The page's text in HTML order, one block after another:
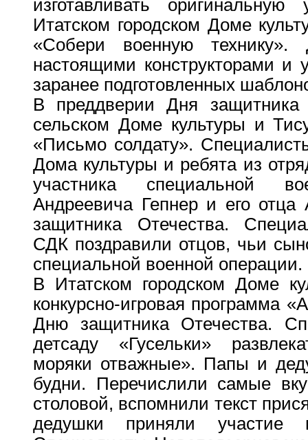
изготавливать
Итатском городском Доме
«Собери военную технику».
настоящими конструкторами и
заранее подготовленных
В преддверии Дня защитника
сельском Доме культуры и
«Письмо солдату».
Дома культуры и ребята из
участника специальной
Андреевича Гепнер и его
защитника Отечества.
СДК поздравили отцов, чьи
специальной военной операции.
В Итатском городском Доме
конкурсно-игровая программа
Дню защитника Отечества.
детсаду «Гусельки»
моряки отважные». Папы и
будни. Перечислили самые
столовой, вспомнили текст
дедушки приняли участие